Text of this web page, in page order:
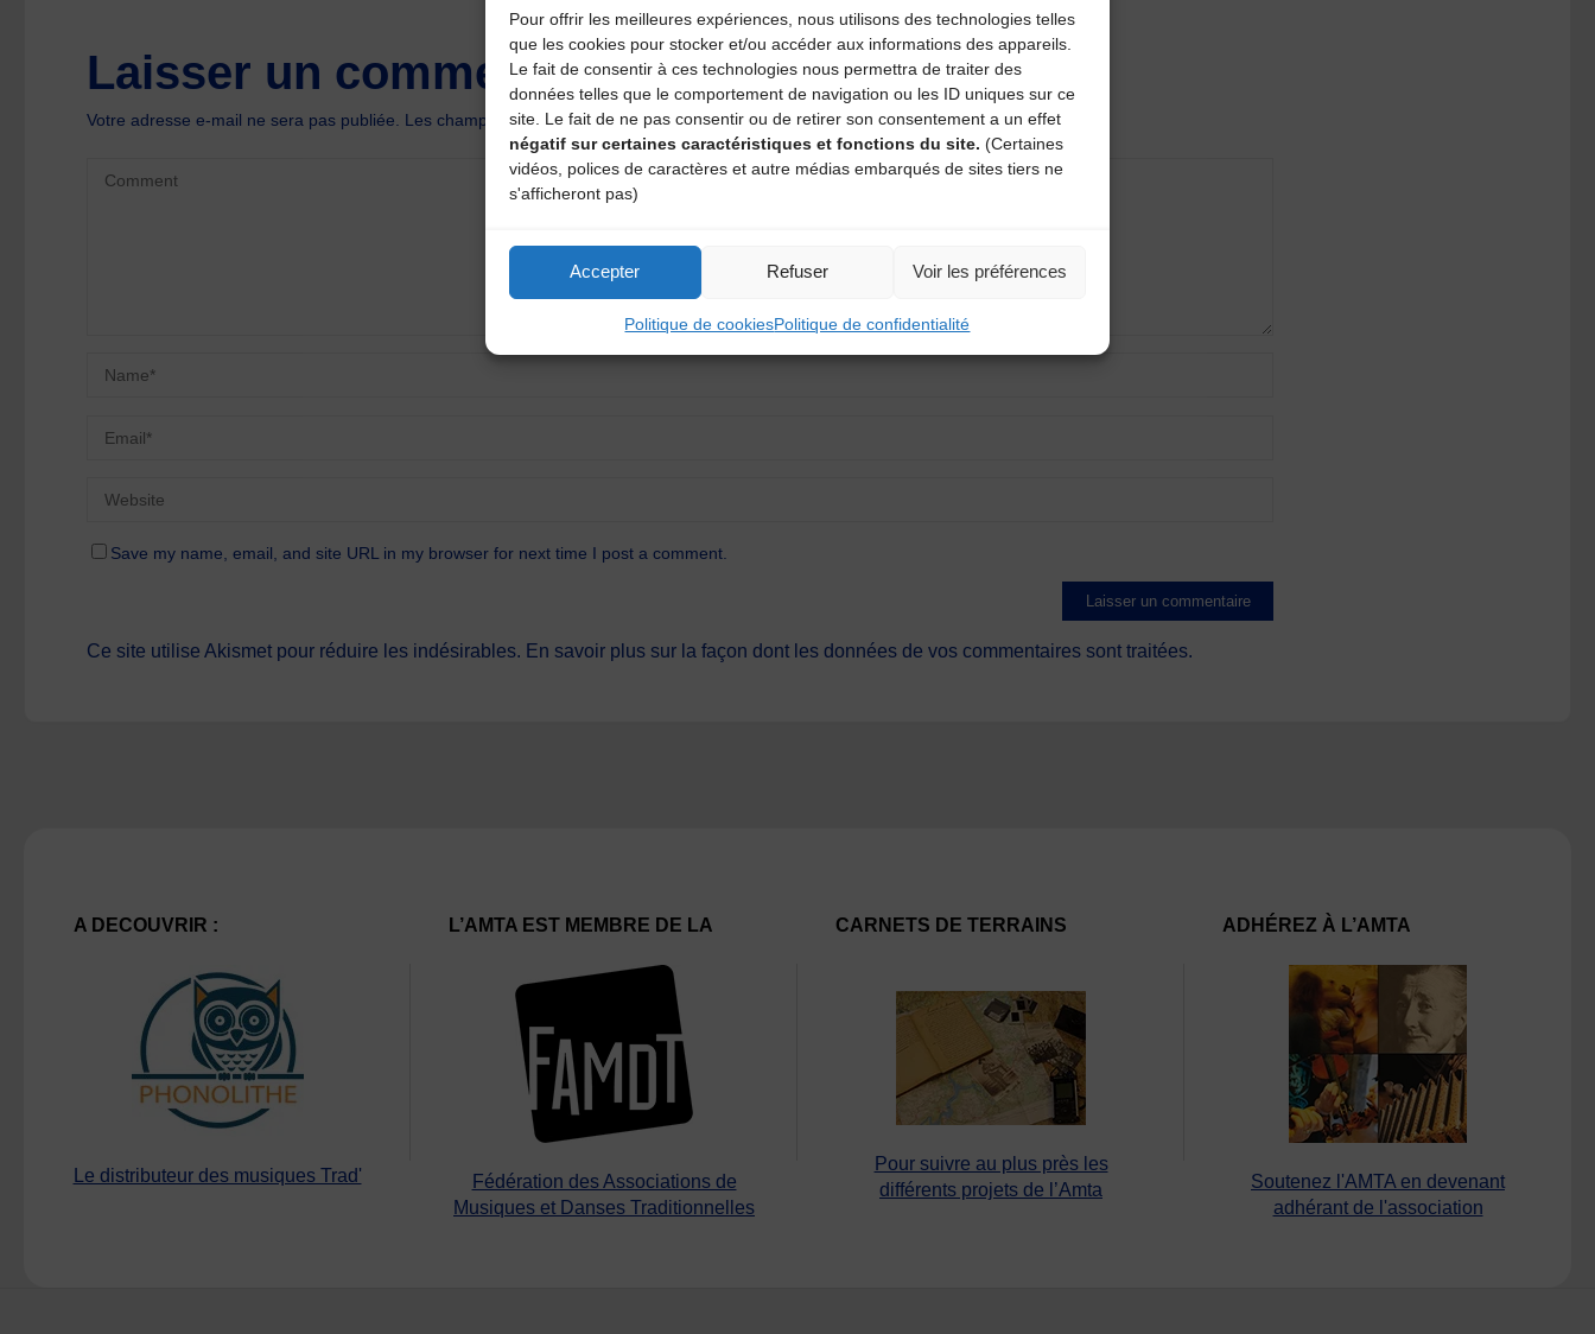
Pour offrir les meilleures expériences, nous utilisons des technologies telles
que les cookies pour stocker et/ou accéder aux informations des appareils.
Le fait de consentir à ces technologies nous permettra de traiter des
données telles que le comportement de navigation ou les ID uniques sur ce
site. Le fait de ne pas consentir ou de retirer son consentement a un effet
négatif sur certaines caractéristiques et fonctions du site. (Certaines
vidéos, polices de caractères et autre médias embarqués de sites tiers ne
s'afficheront pas)
Accepter Refuser Voir les préférences
Politique de cookiesPolitique de confidentialité
Laisser un commentaire
Votre adresse e-mail ne sera pas publiée. Les champs obligatoires sont indiqués avec*
Save my name, email, and site URL in my browser for next time I post a comment.
Ce site utilise Akismet pour réduire les indésirables. En savoir plus sur la façon dont les données de vos commentaires sont traitées.
A DECOUVRIR :
Le distributeur des musiques Trad'
L’AMTA EST MEMBRE DE LA
Fédération des Associations de
Musiques et Danses Traditionnelles
CARNETS DE TERRAINS
Pour suivre au plus près les
différents projets de l’Amta
ADHÉREZ À L’AMTA
Soutenez l'AMTA en devenant
adhérant de l'association